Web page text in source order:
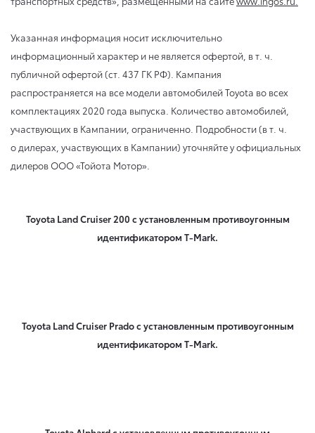
Указанная информация носит исключительно
информационный характер и не является офертой, в т. ч.
публичной офертой (ст. 437 ГК РФ). Кампания
распространяется на все модели автомобилей Toyota во всех
комплектациях 2020 года выпуска. Количество автомобилей,
участвующих в Кампании, ограниченно. Подробности (в т. ч.
о дилерах, участвующих в Кампании) уточняйте у официальных
дилеров ООО «Тойота Мотор».
Toyota Land Cruiser 200 с установленным противоугонным
идентификатором T-Mark.
Toyota Land Cruiser Prado с установленным противоугонным
идентификатором T-Mark.